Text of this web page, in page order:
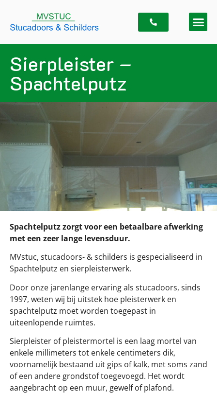
Sierpleister –
Spachtelputz
Spachtelputz zorgt voor een betaalbare afwerking
met een zeer lange levensduur.
MVstuc, stucadoors- & schilders is gespecialiseerd in
Spachtelputz en sierpleisterwerk.
Door onze jarenlange ervaring als stucadoors, sinds
1997, weten wij bij uitstek hoe pleisterwerk en
spachtelputz moet worden toegepast in
uiteenlopende ruimtes.
Sierpleister of pleistermortel is een laag mortel van
enkele millimeters tot enkele centimeters dik,
voornamelijk bestaand uit gips of kalk, met soms zand
of een andere grondstof toegevoegd. Het wordt
aangebracht op een muur, gewelf of plafond.